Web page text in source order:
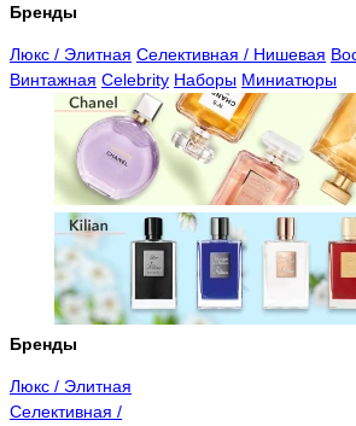
Бренды
Люкс / Элитная Селективная / Нишевая
Винтажная Celebrity Наборы Миниатюры
Бренды
Люкс / Элитная
Селективная /